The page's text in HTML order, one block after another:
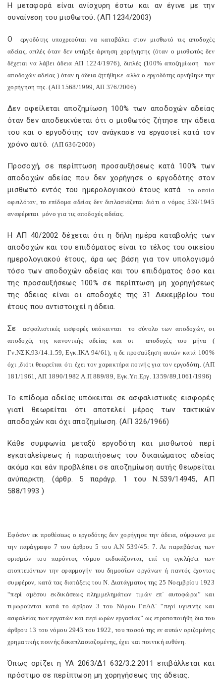
Η μεταφορά είναι ανίσχυρη έστω και αν έγινε με την
συναίνεση του μισθωτού. (ΑΠ 1234/2003)
Ο
εργοδότης υποχρεούται να καταβάλει στον μισθωτό τις αποδοχές
αδείας, απλές όταν δεν υπήρξε άρνηση χορήγησης (όταν ο μισθωτός δεν
δέχεται να λάβει άδεια ΑΠ 1224/1976), διπλές (100% αποζημίωση
των
αποδοχών αδείας ) όταν η άδεια ζητήθηκε αλλά ο εργοδότης αρνήθηκε την
χορήγηση της. (ΑΠ 1568/1999, ΑΠ 376/2006)
Δεν οφείλεται αποζημίωση 100% των αποδοχών αδείας
όταν δεν αποδεικνύεται ότι ο μισθωτός ζήτησε την άδεια
του και ο εργοδότης τον ανάγκασε να εργαστεί κατά τον
χρόνο αυτό. (ΑΠ 636/2000)
Προσοχή, σε περίπτωση προσαυξήσεως κατά 100% των
αποδοχών αδείας που δεν χορήγησε ο εργοδότης στον
μισθωτό εντός του ημερολογιακού έτους κατά
το οποίο
οφειλόταν, το επίδομα αδείας δεν διπλασιάζεται διότι ο νόμος 539/1945
αναφέρεται μόνο για τις αποδοχές αδείας.
Η ΑΠ 40/2002 δέχεται ότι η δήλη ημέρα καταβολής των
αποδοχών και του επιδόματος είναι το τέλος του οικείου
ημερολογιακού έτους, άρα ως βάση για τον υπολογισμό
τόσο των αποδοχών αδείας και του επιδόματος όσο και
της προσαυξήσεως 100% σε περίπτωση μη χορηγήσεως
της άδειας είναι οι αποδοχές της 31 Δεκεμβρίου του
έτους που αντιστοιχεί η άδεια.
Σε ασφαλιστικές εισφορές υπόκεινται
το σύνολο των αποδοχών, οι
αποδοχές της κανονικής αδείας και οι
αποδοχές του μήνα (
Γν.ΝΣΚ.93/14.1.59, Εγκ.ΙΚΑ 94/61), η δε προσαύξηση αυτών κατά 100%
όχι ,διότι θεωρείται ότι έχει τον χαρακτήρα ποινής για τον εργοδότη. (ΑΠ
181/1961, ΑΠ 1890/1982 Α.Π 889/89, Εγκ.Υπ.Εργ. 1359/89,1061/1996)
Το επίδομα αδείας υπόκειται σε ασφαλιστικές εισφορές
γιατί θεωρείται ότι αποτελεί μέρος των τακτικών
αποδοχών και όχι αποζημίωση. (ΑΠ 326/1966)
Κάθε συμφωνία μεταξύ εργοδότη και μισθωτού περί
εγκαταλείψεως ή παραιτήσεως του δικαιώματος αδείας
ακόμα και εάν προβλέπει σε αποζημίωση αυτής θεωρείται
ανύπαρκτη. (άρθρ. 5 παράγρ. 1 του Ν.539/14945, ΑΠ
588/1993 )
Εφόσον εκ προθέσεως ο εργοδότης δεν χορήγησε την άδεια, σύμφωνα με
την παράγραφο 7 του άρθρου 5 του Α.Ν 539/45: 7. Αι παραβάσεις των
ορισμών του παρόντος νόμου εκδικάζονται, επί τη εγκλήσει των
εποπτευόντων την εφαρμογήν του δημοσίων οργάνων ή παντός έχοντος
συμφέρον, κατά τας διατάξεις του Ν. Διατάγματος της 25 Νοεμβρίου 1923
“περί αμέσου εκδικάσεως πλημμελημάτων τιμών επ΄ αυτοφώρω” και
τιμωρούνται κατά το άρθρον 3 του Νόμου ΓπΛΔ΄ “περί υγιεινής και
ασφαλείας των εργατών και περί ωρών εργασίας” ως ετροποποιήθη δια του
άρθρου 13 του νόμου 2943 του 1922, του ποσού της εν αυτών οριζομένης
χρηματικής ποινής δεκαπλασιαζομένης, έχει και ποινική ευθύνη.
Όπως ορίζει η ΥΑ 2063/Δ1 632/3.2.2011 επιβάλλεται και
πρόστιμο σε περίπτωση μη χορηγήσεως της άδειας.